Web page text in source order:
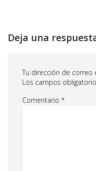
Deja una
Tu dirección de correo
Los campos
Comentario *